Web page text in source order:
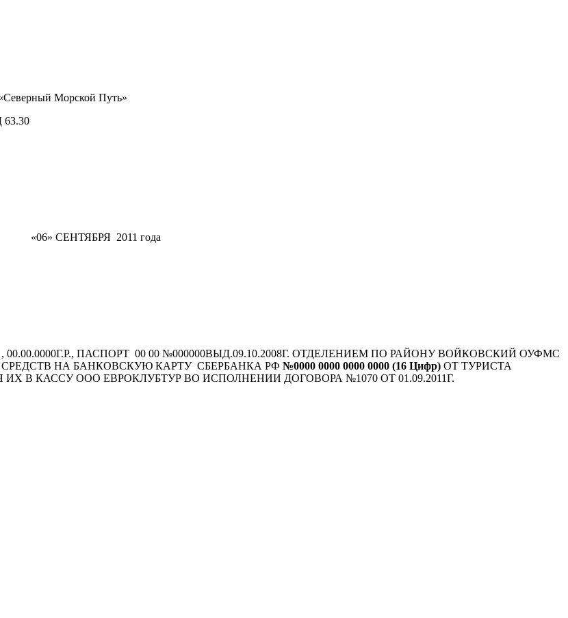
Морской Путь»
63.30
2011 года
, 00.00.0000Г.Р., ПАСПОРТ 00 00 №000000ВЫД.09.10.2008Г. ОТДЕЛЕНИЕМ ПО РАЙОНУ ВОЙКОВСКИЙ ОУФМС
НА БАНКОВСКУЮ КАРТУ СБЕРБАНКА РФ №0000 0000 0000 0000 (16 Цифр) ОТ ТУРИСТА
КАССУ ООО ЕВРОКЛУБТУР ВО ИСПОЛНЕНИИ ДОГОВОРА №1070 ОТ 01.09.2011Г.